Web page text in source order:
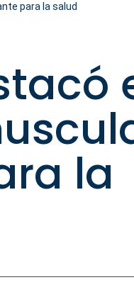
para la salud
la